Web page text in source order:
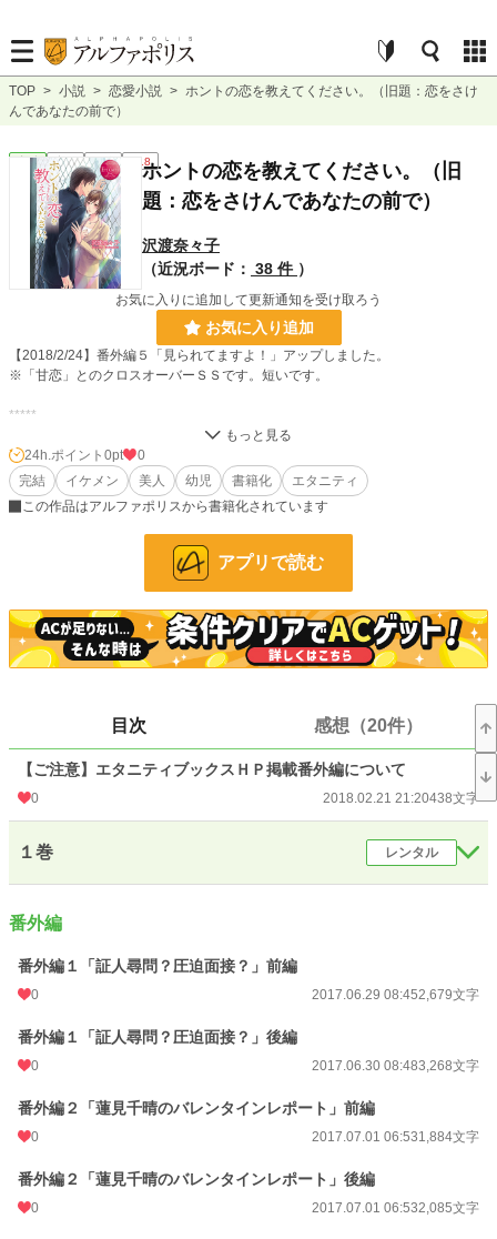
TOP > 小説 > 恋愛小説 > ホントの恋を教えてください。（旧題：恋をさけ
んであなたの前で）
恋愛 完結 長編 R18ホントの恋を教えてください。（旧
題：恋をさけんであなたの前で）
沢渡奈々子
（近況ボード： 38 件 ）
お気に入りに追加して更新通知を受け取ろう
お気に入り追加
【2018/2/24】番外編５「見られてますよ！」アップしました。
※「甘恋」とのクロスオーバーＳＳです。短いです。
*****
「ホントの恋を教えてください。」（装丁イラスト：芦原モカ先生）
アルファポリス様のエタニティブックスより書籍化されました。
IT企業で働く依里佳は、誰もが見惚れるフェロモン美女。その外見のせいで何か
と絡まれやすい彼女だが、実は色恋沙汰とは縁遠く、爬虫類マニアの甥っ子を溺
愛する生活を送っている。そんなある日、馴染みのペットショップで社内でも評
判の爽やかイケメン・水科を見かけた依里佳。彼も爬虫類好きなのではと思った
彼女は、甥の良き理解者になってほしいと頼み込む。そうして始まった交流は、
期待以上の大成功！ 甥に対しても優しくスマートな水科に惹かれ始める依里佳
だが……!? ――書籍版あらすじより。
書籍版では内容変更もありますので、番外編と若干矛盾する部分もあるかと思い
ます。おいおい直していきますので、ご理解いただければ幸いです。
※番外編は随時更新。
※番外編でも予告なく性描写が入ります。ご注意ください。
小説
恋愛 66,374 位 / 66,374 件
お気に入り
24h.ポイント 0 pt
文字数(レンタル含む)
更新日時 2018.02.24 08:36
初回公開日時
初回完結日時 2018.02.24 08:36
24h.ポイント 0pt
0
完結
イケメン 美人 幼児 書籍化
エタニティ
この作品はアルファポリスから書籍化されています
アプリで読む
目次 感想（20件）
【ご注意】エタニティブックスＨＰ掲載番外編について
0 2018.02.21 21:20438文字
１巻 レンタル
番外編
番外編１「証人尋問？圧迫面接？」前編
0 2017.06.29 08:452,679文字
番外編１「証人尋問？圧迫面接？」後編
0 2017.06.30 08:483,268文字
番外編２「蓮見千晴のバレンタインレポート」前編
0 2017.07.01 06:531,884文字
番外編２「蓮見千晴のバレンタインレポート」後編
0 2017.07.01 06:532,085文字